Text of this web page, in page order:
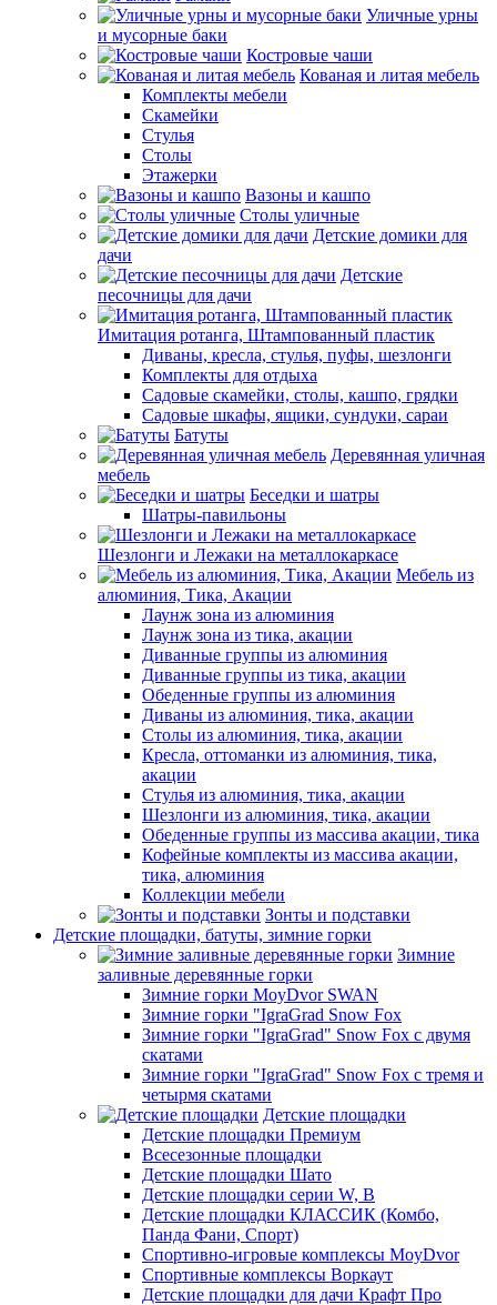
Уличные урны
и мусорные баки
Костровые чаши
Кованая и литая мебель
Комплекты мебели
Скамейки
Стулья
Столы
Этажерки
Вазоны и кашпо
Столы уличные
Детские домики для
дачи
Детские
песочницы для дачи
Имитация ротанга, Штампованный пластик
Диваны, кресла, стулья, пуфы, шезлонги
Комплекты для отдыха
Садовые скамейки, столы, кашпо, грядки
Садовые шкафы, ящики, сундуки, сараи
Батуты
Деревянная уличная
мебель
Беседки и шатры
Шатры-павильоны
Шезлонги и Лежаки на металлокаркасе
Мебель из
алюминия, Тика, Акации
Лаунж зона из алюминия
Лаунж зона из тика, акации
Диванные группы из алюминия
Диванные группы из тика, акации
Обеденные группы из алюминия
Диваны из алюминия, тика, акации
Столы из алюминия, тика, акации
Кресла, оттоманки из алюминия, тика,
акации
Стулья из алюминия, тика, акации
Шезлонги из алюминия, тика, акации
Обеденные группы из массива акации, тика
Кофейные комплекты из массива акации,
тика, алюминия
Коллекции мебели
Зонты и подставки
Детские площадки, батуты, зимние горки
Зимние
заливные деревянные горки
Зимние горки MoyDvor SWAN
Зимние горки "IgraGrad Snow Fox
Зимние горки "IgraGrad" Snow Fox с двумя
скатами
Зимние горки "IgraGrad" Snow Fox с тремя и
четырмя скатами
Детские площадки
Детские площадки Премиум
Всесезонные площадки
Детские площадки Шато
Детские площадки серии W, В
Детские площадки КЛАССИК (Комбо,
Панда Фани, Спорт)
Спортивно-игровые комплексы MoyDvor
Спортивные комплексы Воркаут
Детские площадки для дачи Крафт Про